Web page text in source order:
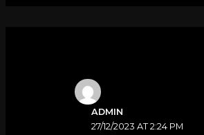
ADMIN
27/12/2023 AT 2:24 PM